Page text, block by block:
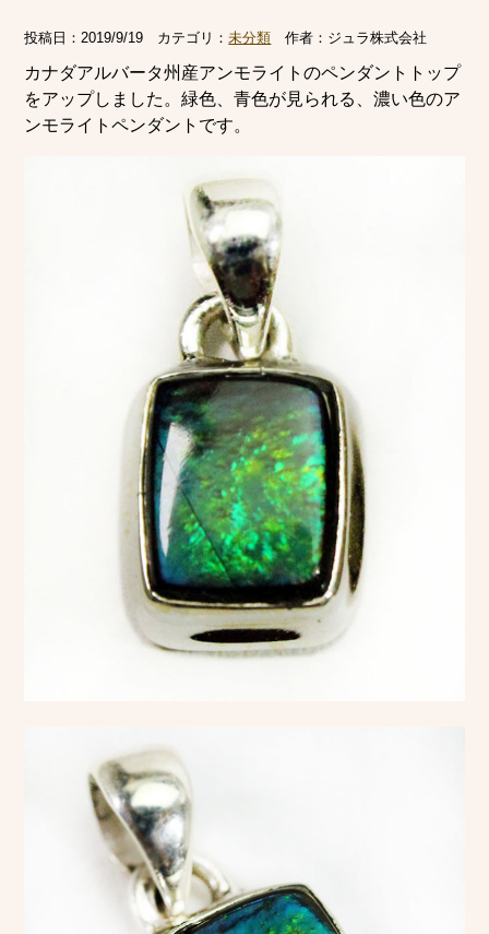
投稿日：2019/9/19 カテゴリ：未分類 作者： ジュラ株式会社
カナダアルバータ州産アンモライトのペンダントトップ
をアップしました。緑色、青色が見られる、濃い色のア
ンモライトペンダントです。